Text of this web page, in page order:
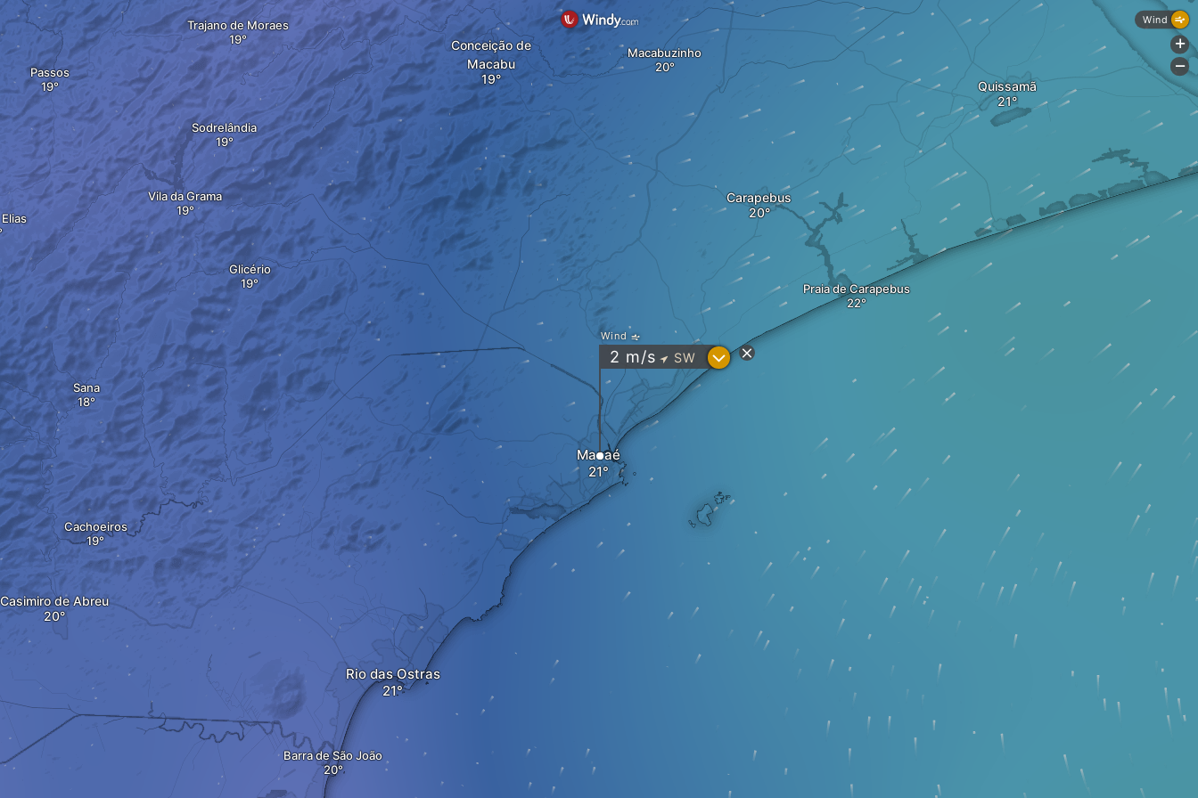
Macaé
Carapebus
Barra de São João
Rio das Ostras
Cachoeiros
Sana
Vila da Grama
Sodrelândia
Glicério
Praia de Carapebus
Conceição de
Macabu
Macabuzinho
Trajano de Moraes
Quissamã
Casimiro de Abreu
Passos
Wind
2 m/s " SW ?
Wind
+
-